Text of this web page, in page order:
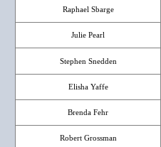
Raphael Sbarge
Julie Pearl
Stephen Snedden
Elisha Yaffe
Brenda Fehr
Robert Grossman